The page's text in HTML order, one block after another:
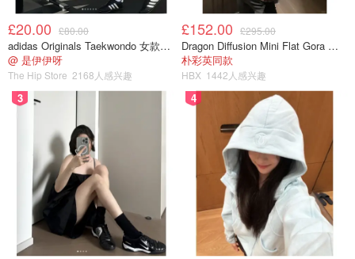
£20.00 £80.00
adidas Originals Taekwondo 女款黑色运动鞋
@ 是伊伊呀
The Hip Store 2168人感兴趣
£152.00 £295.00
Dragon Diffusion Mini Flat Gora 深棕色手提包
朴彩英同款
HBX 1442人感兴趣
3 4